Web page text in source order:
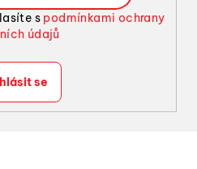
v
ý
i
s
u
s podmínkami ochrany
údajů
se